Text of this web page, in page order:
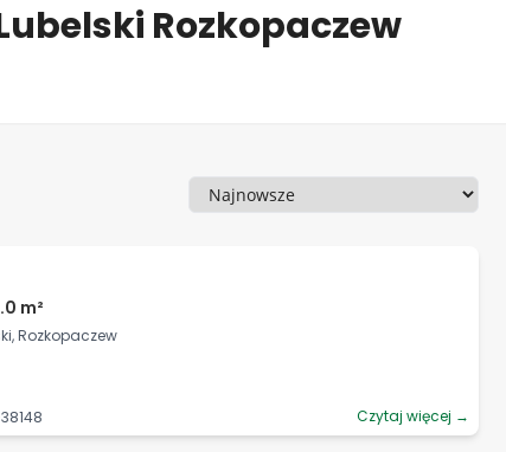
Rozkopaczew
Sortowanie
m²
Rozkopaczew
Czytaj więcej →